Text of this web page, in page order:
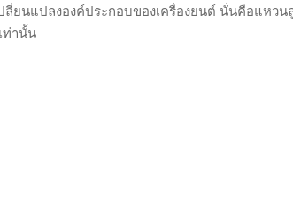
ลี่ยนแปลงองค์ประกอบของเครื่องยนต์ นั่นคือแหวน
ท่านั้น